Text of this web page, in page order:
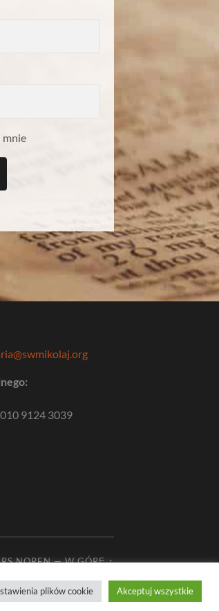
mnie
9124 3039
NOREN—W GÓRĘ ↑
plików cookie Akceptuj wszystkie